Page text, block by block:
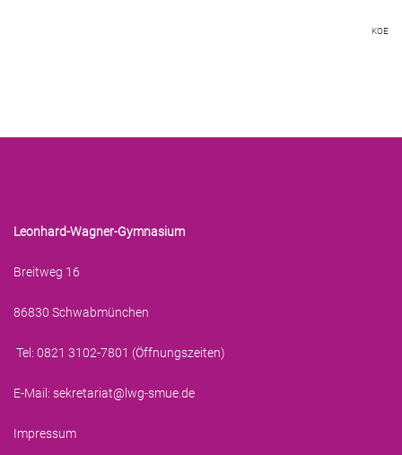
KOE
Leonhard-Wagner-Gymnasium
Breitweg 16
86830 Schwabmünchen
Tel: 0821 3102-7801 (Öffnungszeiten)
E-Mail: sekretariat@lwg-smue.de
Impressum